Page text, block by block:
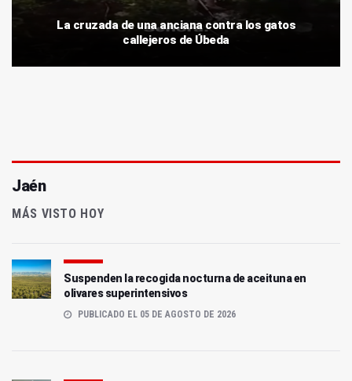
La cruzada de una anciana contra los gatos
callejeros de Úbeda
Jaén
MÁS VISTO HOY
Suspenden la recogida nocturna de aceituna en
olivares superintensivos
PUBLICADO EL 05 DE AGOSTO DE 2026